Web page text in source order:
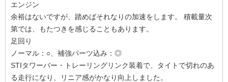
エンジン
余裕はないですが、踏めばそれなりの加速をします。 積載量次
第では、もたつきを感じることもあります。
足回り
ノーマル：○、補強パーツ込み：◎
STIタワーバー・トレーリングリンク装着で、タイトで切れのあ
る走行になり、リニア感がかなり向上しました。